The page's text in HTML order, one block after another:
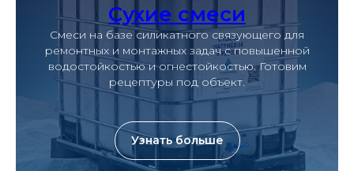
Сухие смеси
Смеси на базе силикатного связующего для
ремонтных и монтажных задач с повышенной
водостойкостью и огнестойкостью. Готовим
рецептуры под объект.
Узнать больше